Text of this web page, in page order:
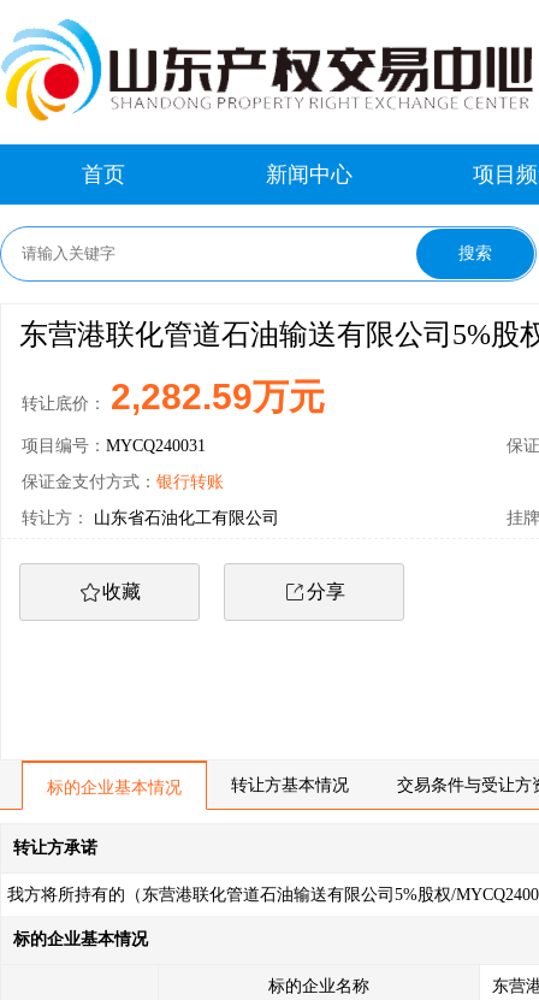
首页 新闻中心 项目
东营港联化管道石油输送有限公司5%股
转让底价： 2,282.59万元
项目编号： MYCQ240031
保
保证金支付方式： 银行转账
转让方： 山东省石油化工有限公司 挂
收藏 分享
标的企业基本情况 转让方基本情况 交易条件与受让方
转让方承诺
我方将所持有的（东营港联化管道石油输送有限公司5%股权/
的原则作如下承诺：
华人民共和国民法典》等有关法律法规规定；涉及政府社会公共管理
标的企业基本情况
标的企业名称 东营